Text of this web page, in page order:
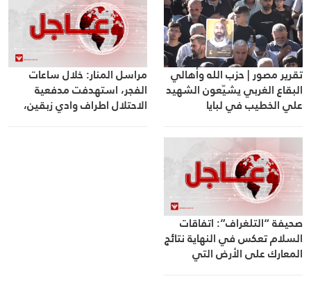
تقرير مصور | حزب الله وأهالي
البقاع الغربي يشيّعون الشهيد
علي الخطيب في لبايا
مراسل المنار: خلال ساعات
الفجر، استهدفت مدفعية
الاحتلال اطراف وادي زبقين،
صحيفة “التلغراف”: اتفاقات
السلام تعكس في النهاية نتائج
المعارك على الأرض التي